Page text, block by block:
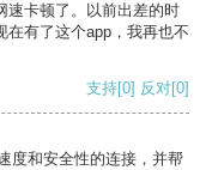
速卡顿了。以前出差的时
在有了这个app，我再也不
支持[0] 反对[0]
度和安全性的连接，并帮